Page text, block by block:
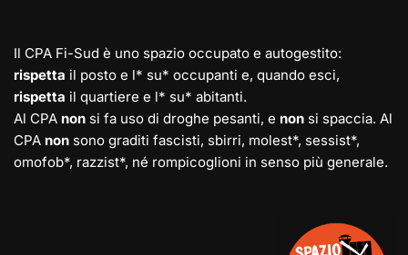
Il CPA Fi-Sud è uno spazio occupato e autogestito:
rispetta il posto e l* su* occupanti e, quando esci,
rispetta il quartiere e l* su* abitanti.
Al CPA non si fa uso di droghe pesanti, e non si spaccia. Al
CPA non sono graditi fascisti, sbirri, molest*, sessist*,
omofob*, razzist*, né rompicoglioni in senso più generale.